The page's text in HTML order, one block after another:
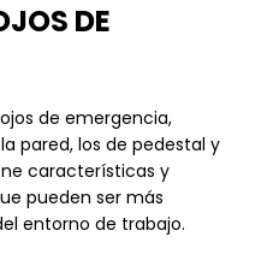
DE
de emergencia,
pared, los de pedestal y
características y
pueden ser más
entorno de trabajo.